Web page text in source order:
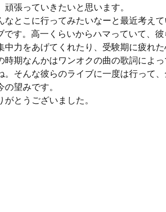
張っていきたいと思います。
とこに行ってみたいなーと最近考え
す。高一くらいからハマっていて、
力をあげてくれたり、受験期に疲れた
期なんかはワンオクの曲の歌詞によ
そんな彼らのライブに一度は行って
望みです。
とうございました。